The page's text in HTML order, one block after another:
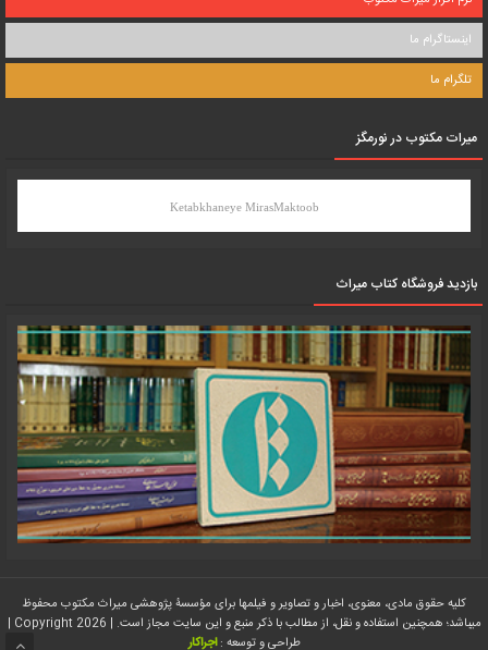
اینستاگرام ما
تلگرام ما
میرات مکتوب در نورمگز
Ketabkhaneye MirasMaktoob
بازدید فروشگاه کتاب میراث
کلیه حقوق مادی، معنوی، اخبار و تصاویر و فیلمها برای مؤسسۀ پژوهشی میراث مکتوب محفوظ
میباشد؛ همچنین استفاده و نقل، از مطالب با ذکر منبع و این سایت مجاز است. | Copyright 2026 |
طراحی و توسعه : اجراکار